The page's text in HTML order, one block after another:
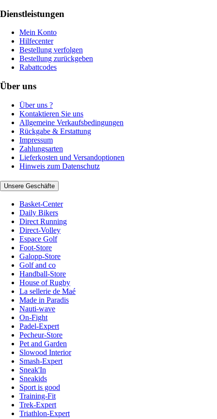
Dienstleistungen
Mein Konto
Hilfecenter
Bestellung verfolgen
Bestellung zurückgeben
Rabattcodes
Über uns
Über uns ?
Kontaktieren Sie uns
Allgemeine Verkaufsbedingungen
Rückgabe & Erstattung
Impressum
Zahlungsarten
Lieferkosten und Versandoptionen
Hinweis zum Datenschutz
Unsere Geschäfte
Basket-Center
Daily Bikers
Direct Running
Direct-Volley
Espace Golf
Foot-Store
Galopp-Store
Golf and co
Handball-Store
House of Rugby
La sellerie de Maé
Made in Paradis
Nauti-wave
On-Fight
Padel-Expert
Pecheur-Store
Pet and Garden
Slowood Interior
Smash-Expert
Sneak'In
Sneakids
Sport is good
Training-Fit
Trek-Expert
Triathlon-Expert